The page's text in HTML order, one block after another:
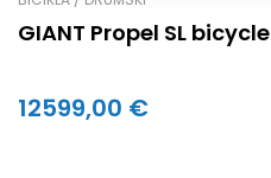
GIANT Propel SL bicycle
12599,00 €